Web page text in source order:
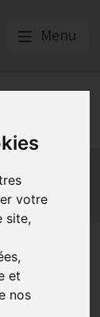
votre
site,
et
nos
Menu
de travail
pour